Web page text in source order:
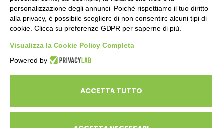
CONTATTI
Seguici su:
Italiano
ECOSAPIENS è un marchio L’Ovile Cooperativa Sociale
Albo Cooperative a mutualità prevalente n.A114164
personalizzazione degli annunci. Poiché rispettiamo il tuo diritto
alla privacy, è possibile scegliere di non consentire alcuni tipi di
cookie. Clicca su preferenze GDPR per saperne di più.
Visualizza la Cookie Policy Completa
Powered by
ACCETTA TUTTO